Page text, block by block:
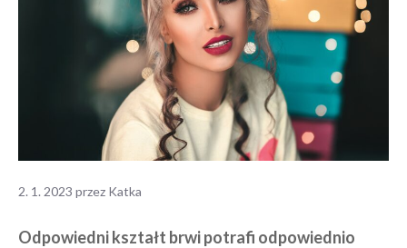
2. 1. 2023 przez Katka
Odpowiedni kształt brwi potrafi odpowiednio